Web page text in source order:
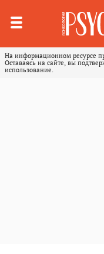
На информационном ресурсе
Оставаясь на сайте, вы
использование.